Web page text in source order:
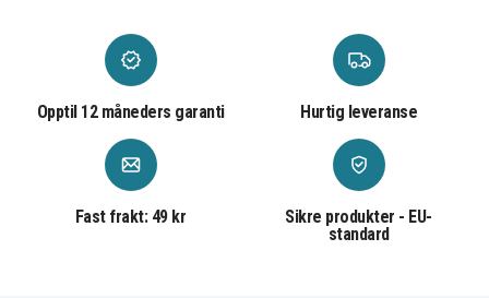
Opptil 12 måneders garanti Hurtig leveranse
Fast frakt: 49 kr
Sikre produkter - EU-
standard